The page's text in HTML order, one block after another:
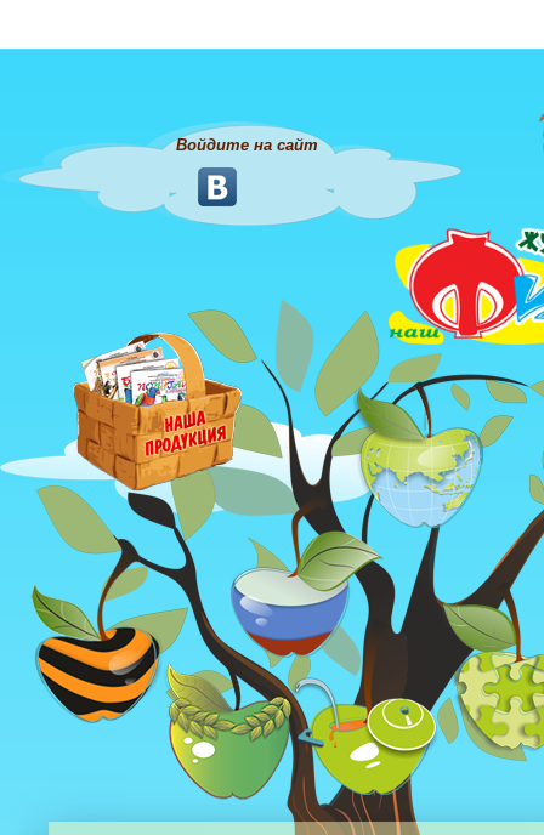
Войдите на сайт